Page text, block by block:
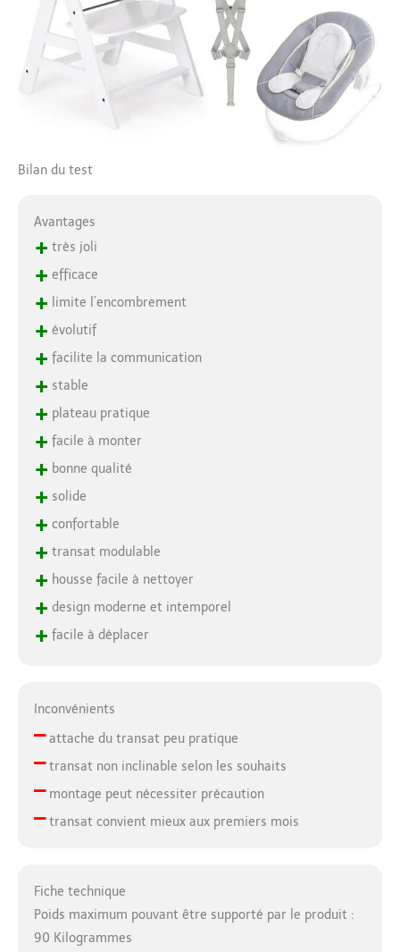
Bilan du test
Avantages
+ très joli
+ efficace
+ limite l’encombrement
+ évolutif
+ facilite la communication
+ stable
+ plateau pratique
+ facile à monter
+ bonne qualité
+ solide
+ confortable
+ transat modulable
+ housse facile à nettoyer
+ design moderne et intemporel
+ facile à déplacer
Inconvénients
–attache du transat peu pratique
–transat non inclinable selon les souhaits
–montage peut nécessiter précaution
–transat convient mieux aux premiers mois
Fiche technique
Poids maximum pouvant être supporté par le produit :
90 Kilogrammes